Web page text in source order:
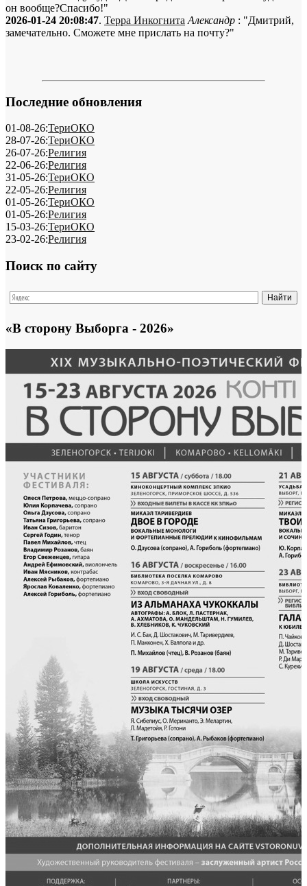
он вообще?Спасибо!"
2026-01-24 20:08:47. Терра Инкогнита Александр : "Дмитрий,
замечательно. Сможете мне прислать на почту?"
Последние обновления
01-08-26:ТериОКО
28-07-26:ТериОКО
26-07-26:Религия
22-06-26:Религия
31-05-26:ТериОКО
22-05-26:Религия
01-05-26:ТериОКО
01-05-26:Религия
15-03-26:ТериОКО
23-02-26:Религия
Поиск по сайту
«В сторону Выборга - 2026»